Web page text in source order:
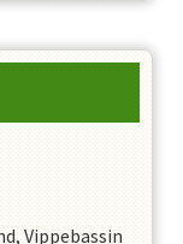
Vippebassin